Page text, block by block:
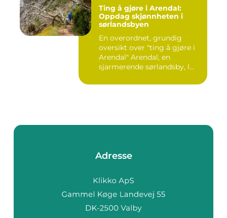
Ting å gjøre i Arendal:
Oppdag skjønnheten i
sørlandsbyen
En overordnet, grundig
oversikt over "ting å gjøre i
Arendal" Arendal, en
sjarmerende sørlandsby, l...
Adresse